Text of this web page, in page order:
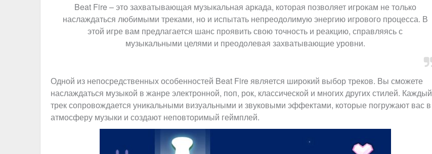
Beat Fire – это захватывающая музыкальная аркада, которая позволяет игрокам не только
наслаждаться любимыми треками, но и испытать непреодолимую энергию игрового процесса. В
этой игре вам предлагается шанс проявить свою точность и реакцию, справляясь с
музыкальными целями и преодолевая захватывающие уровни.
Одной из непосредственных особенностей Beat Fire является широкий выбор треков. Вы сможете
наслаждаться музыкой в жанре электронной, поп, рок, классической и многих других стилей. Каждый
трек сопровождается уникальными визуальными и звуковыми эффектами, которые погружают вас в
атмосферу музыки и создают неповторимый геймплей.